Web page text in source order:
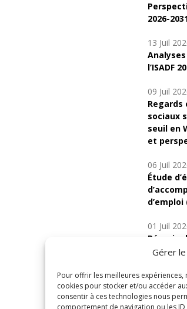
Gérer
Pour offrir les meilleures
cookies pour stocker et/ou accéder
consentir à ces technologies nous
comportement de navigation ou les
2026-
13 Juil
l’ISADF
09 Juil
Regards
sociaux
seuil en
et
06 Juil
Étude
d’emploi
01 Juil
Pénurie